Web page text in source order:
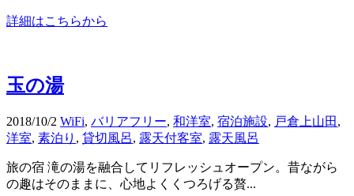
詳細はこちらから
玉の湯
2018/10/2 WiFi, バリアフリー, 和洋室, 宿泊施設, 戸倉上山田 ,
洋室, 素泊り , 貸切風呂, 露天付客室, 露天風呂
旅の宿 滝の湯を融合してリフレッシュオープン。昔ながら
の趣はそのままに、心地よくくつろげる贅...